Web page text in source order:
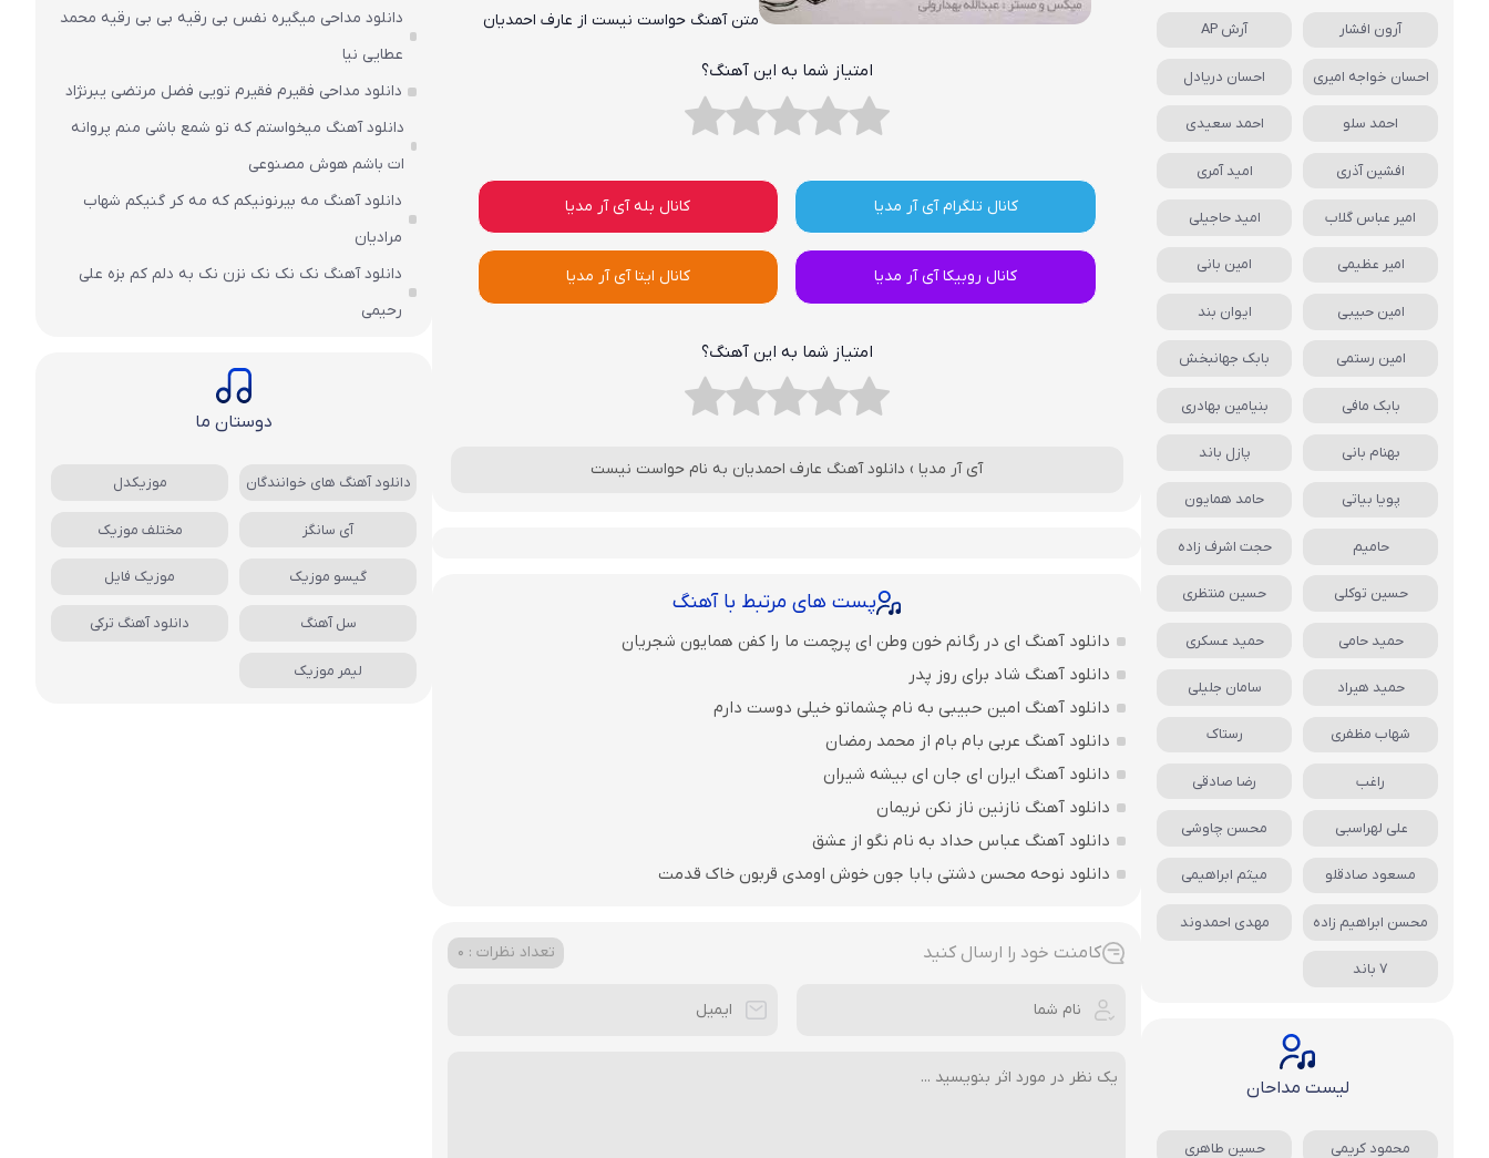
متن آهنگ حواست نیست از عارف احمدیان
امتیاز شما به این آهنگ؟
کانال تلگرام آی آر مدیا کانال بله آی آر مدیا
کانال روبیکا آی آر مدیا کانال ایتا آی آر مدیا
امتیاز شما به این آهنگ؟
آی آر مدیا › دانلود آهنگ عارف احمدیان به نام حواست نیست
پست های مرتبط با آهنگ
دانلود آهنگ ای در رگانم خون وطن ای پرچمت ما را کفن همایون شجریان
دانلود آهنگ شاد برای روز پدر
دانلود آهنگ امین حبیبی به نام چشماتو خیلی دوست دارم
دانلود آهنگ عربی بام بام از محمد رمضان
دانلود آهنگ ایران ای جان ای بیشه شیران
دانلود آهنگ نازنین ناز نکن نریمان
دانلود آهنگ عباس حداد به نام نگو از عشق
دانلود نوحه محسن دشتی بابا جون خوش اومدی قربون خاک قدمت
کامنت خود را ارسال کنید تعداد نظرات : 0
آرون افشار آرش AP
احسان خواجه امیری احسان دریادل
احمد سلو احمد سعیدی
افشین آذری امید آمری
امیر عباس گلاب امید حاجیلی
امیر عظیمی امین بانی
امین حبیبی ایوان بند
امین رستمی بابک جهانبخش
بابک مافی بنیامین بهادری
بهنام بانی پازل باند
پویا بیاتی حامد همایون
حامیم حجت اشرف زاده
حسین توکلی حسین منتظری
حمید حامی حمید عسکری
حمید هیراد سامان جلیلی
شهاب مظفری رستاک
راغب رضا صادقی
علی لهراسبی محسن چاوشی
مسعود صادقلو میثم ابراهیمی
محسن ابراهیم زاده مهدی احمدوند
7 باند
لیست مداحان
محمود کریمی حسین طاهری
دانلود مداحی میگیره نفس بی رقیه بی بی رقیه محمد
عطایی نیا
دانلود مداحی فقیرم فقیرم تویی فضل مرتضی یبرنژاد
دانلود آهنگ میخواستم که تو شمع باشی منم پروانه
ات باشم هوش مصنوعی
دانلود آهنگ مه بیرنونیکم که مه کر گنیکم شهاب
مرادیان
دانلود آهنگ نک نک نک نزن نک به دلم کم بزه علی
رحیمی
دوستان ما
دانلود آهنگ های خوانندگان موزیکدل
آی سانگز مختلف موزیک
گیسو موزیک موزیک فایل
سل آهنگ دانلود آهنگ ترکی
لیمر موزیک